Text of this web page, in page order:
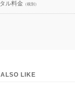
ル料金 （税別）
LIKE